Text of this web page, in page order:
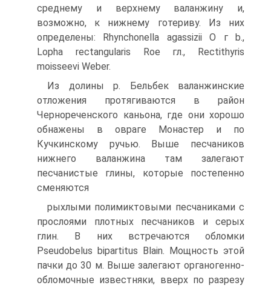
среднему и верхнему валанжину и,
возможно, к ниж­нему готериву. Из них
определены: Rhynchonella agassizii О г b.,
Lopha rectangularis Roe гл., Rectithyris
moisseevi Weber.
Из долины p. Бельбек валанжинские
отложения протягиваются в район
Чернореченского каньона, где они хорошо
обнажены в овраге Монастер и по
Кучкинскому ручью. Выше песчаников
нижнего валан­жина там залегают
песчанистые глины, которые постепенно
сменяются
рыхлыми полимиктовыми песчаниками с
прослоями плотных песчани­ков и серых
глин. В них встречаются обломки
Pseudobelus bipartitus Blain. Мощность этой
пачки до 30 м. Выше залегают органогенно­
обломочные известняки, вверх по разрезу